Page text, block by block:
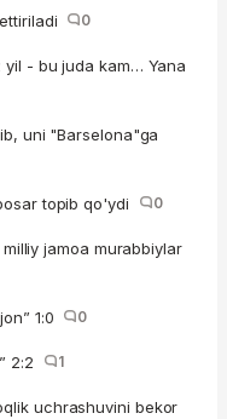
0
yil - bu juda kam… Yana
uni "Barselona"ga
topib qo'ydi 0
jamoa murabbiylar
1:0 0
2:2 1
uchrashuvini bekor